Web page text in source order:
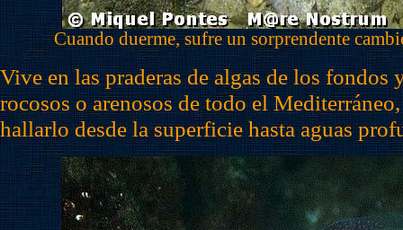
Cuando duerme, sufre un sorprendente
Vive en las praderas de algas de los fondos
rocosos o arenosos de todo el
hallarlo desde la superficie hasta aguas